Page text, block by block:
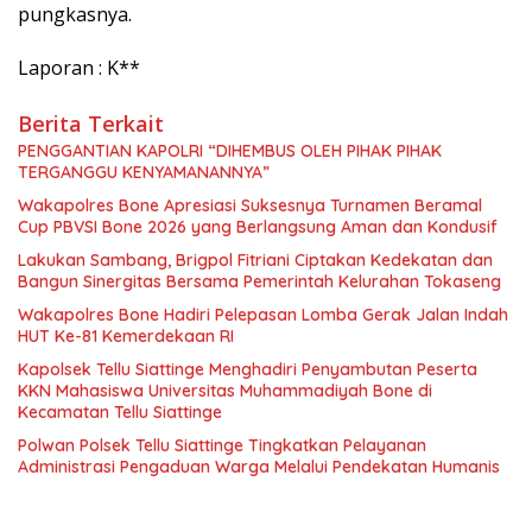
pungkasnya.
Laporan : K**
Berita Terkait
PENGGANTIAN KAPOLRI “DIHEMBUS OLEH PIHAK PIHAK
TERGANGGU KENYAMANANNYA”
Wakapolres Bone Apresiasi Suksesnya Turnamen Beramal
Cup PBVSI Bone 2026 yang Berlangsung Aman dan Kondusif
Lakukan Sambang, Brigpol Fitriani Ciptakan Kedekatan dan
Bangun Sinergitas Bersama Pemerintah Kelurahan Tokaseng
Wakapolres Bone Hadiri Pelepasan Lomba Gerak Jalan Indah
HUT Ke-81 Kemerdekaan RI
Kapolsek Tellu Siattinge Menghadiri Penyambutan Peserta
KKN Mahasiswa Universitas Muhammadiyah Bone di
Kecamatan Tellu Siattinge
Polwan Polsek Tellu Siattinge Tingkatkan Pelayanan
Administrasi Pengaduan Warga Melalui Pendekatan Humanis